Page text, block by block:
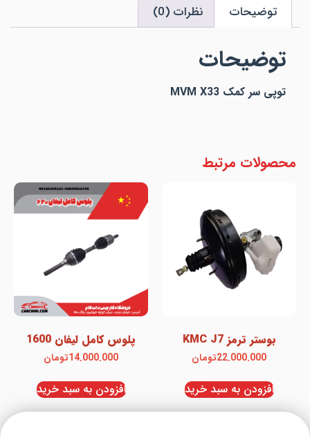
توضیحات نظرات (0)
توضیحات
توپی سر کمک MVM X33
محصولات مرتبط
بوستر ترمز KMC J7
22.000.000تومان
افزودن به سبد خرید
پلوس کامل لیفان 1600
14.000.000تومان
افزودن به سبد خرید